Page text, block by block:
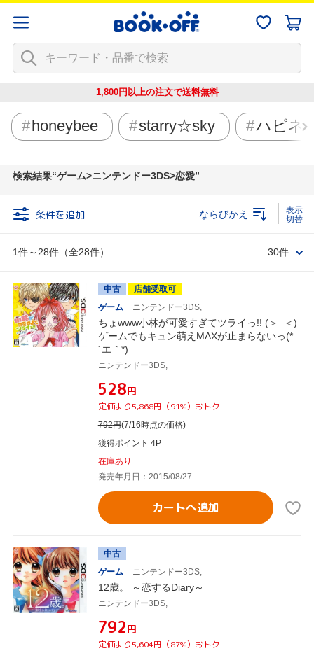
1,800円以上の注文で送料無料
honeybee starry☆sky ハピネ
検索結果 ゲーム>ニンテンドー3DS>恋愛
条件を追加
1件～28件（全28件）
ならびかえ
30件
中古
店舗受取可
ゲーム
ニンテンドー3DS,
ちょwww小林が可愛すぎてツライっ!! (＞_＜)
ゲームでもキュン萌えMAXが止まらないっ(*
´エ｀*)
ニンテンドー3DS,
¥528円
定価より5,868円（91%）おトク
792円(7/16時点の価格)
獲得ポイント 4P
在庫あり
発売年月日：2015/08/27
カートへ追加
中古
ゲーム
ニンテンドー3DS,
12歳。 ～恋するDiary～
ニンテンドー3DS,
¥792円
定価より5,604円（87%）おトク